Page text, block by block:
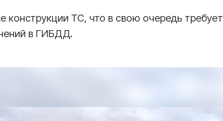
конструкции ТС, что в свою очередь требует
в ГИБДД.